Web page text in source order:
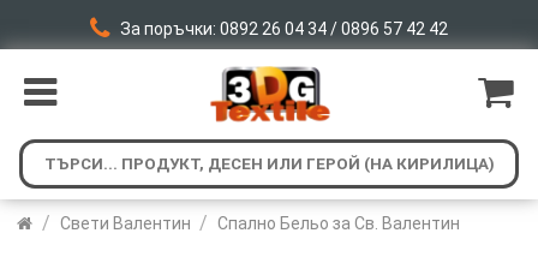
За поръчки: 0892 26 04 34 / 0896 57 42 42
/ Свети Валентин / Спално Бельо за Св. Валентин